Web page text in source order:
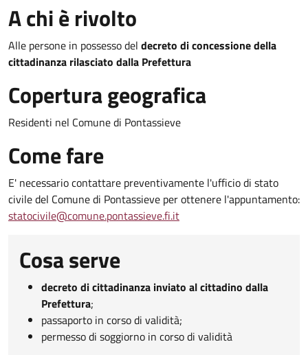
A chi è rivolto
Alle persone in possesso del decreto di concessione della
cittadinanza rilasciato dalla Prefettura
Copertura geografica
Residenti nel Comune di Pontassieve
Come fare
E' necessario contattare preventivamente l'ufficio di stato
civile del Comune di Pontassieve per ottenere l'appuntamento:
statocivile@comune.pontassieve.fi.it
Cosa serve
decreto di cittadinanza inviato al cittadino dalla
Prefettura;
passaporto in corso di validità;
permesso di soggiorno in corso di validità